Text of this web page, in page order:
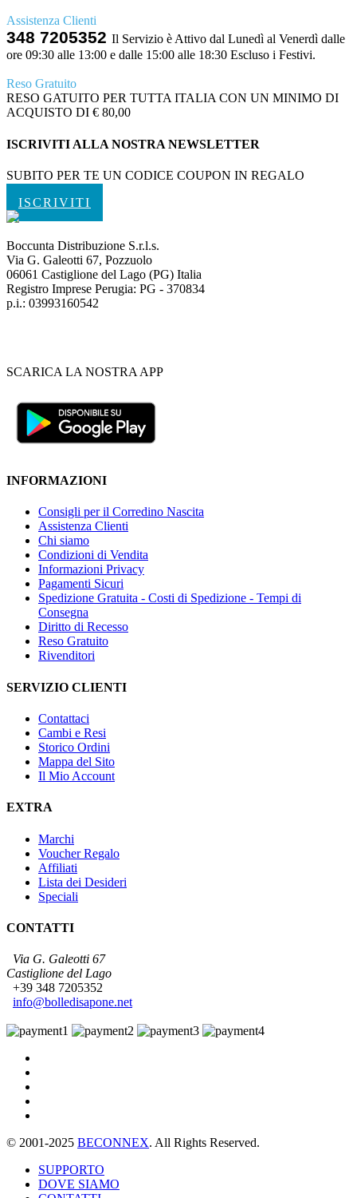
Assistenza Clienti
348 7205352 Il Servizio è Attivo dal Lunedì al Venerdì dalle
ore 09:30 alle 13:00 e dalle 15:00 alle 18:30 Escluso i Festivi.
Reso Gratuito
RESO GATUITO PER TUTTA ITALIA CON UN MINIMO DI
ACQUISTO DI € 80,00
ISCRIVITI ALLA NOSTRA NEWSLETTER
SUBITO PER TE UN CODICE COUPON IN REGALO
ISCRIVITI
Boccunta Distribuzione S.r.l.s.
Via G. Galeotti 67, Pozzuolo
06061 Castiglione del Lago (PG) Italia
Registro Imprese Perugia: PG - 370834
p.i.: 03993160542
SCARICA LA NOSTRA APP
INFORMAZIONI
Consigli per il Corredino Nascita
Assistenza Clienti
Chi siamo
Condizioni di Vendita
Informazioni Privacy
Pagamenti Sicuri
Spedizione Gratuita - Costi di Spedizione - Tempi di
Consegna
Diritto di Recesso
Reso Gratuito
Rivenditori
SERVIZIO CLIENTI
Contattaci
Cambi e Resi
Storico Ordini
Mappa del Sito
Il Mio Account
EXTRA
Marchi
Voucher Regalo
Affiliati
Lista dei Desideri
Speciali
CONTATTI
Via G. Galeotti 67
Castiglione del Lago
+39 348 7205352
info@bolledisapone.net
© 2001-2025 BECONNEX. All Rights Reserved.
SUPPORTO
DOVE SIAMO